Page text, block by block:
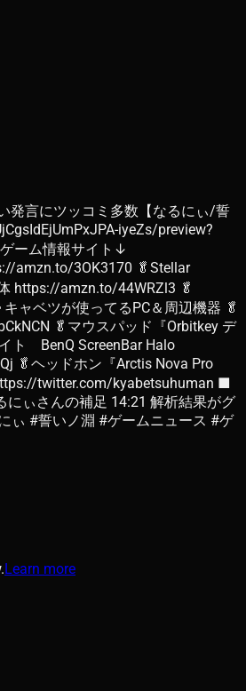
発言にツッコミ多数【なるにぃ/誓
iyeZs/preview?
ーム情報サイト↓
amzn.to/3OK3170 🥬Stellar
https://amzn.to/44WRZl3 🥬
ベツが使ってるPC＆周辺機器 🥬
🥬マウスパッド『Orbitkey デ
ト BenQ ScreenBar Halo
🥬ヘッドホン『Arctis Nova Pro
twitter.com/kyabetsuhuman ■
ぃさんの補足 14:21 解析結果がグ
#誓いノ淵 #ゲームニュース #ゲ
Learn more